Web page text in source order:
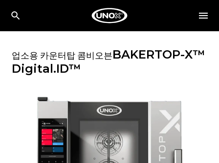
업소용 카운터탑 콤비오븐BAKERTOP-X™
Digital.ID™